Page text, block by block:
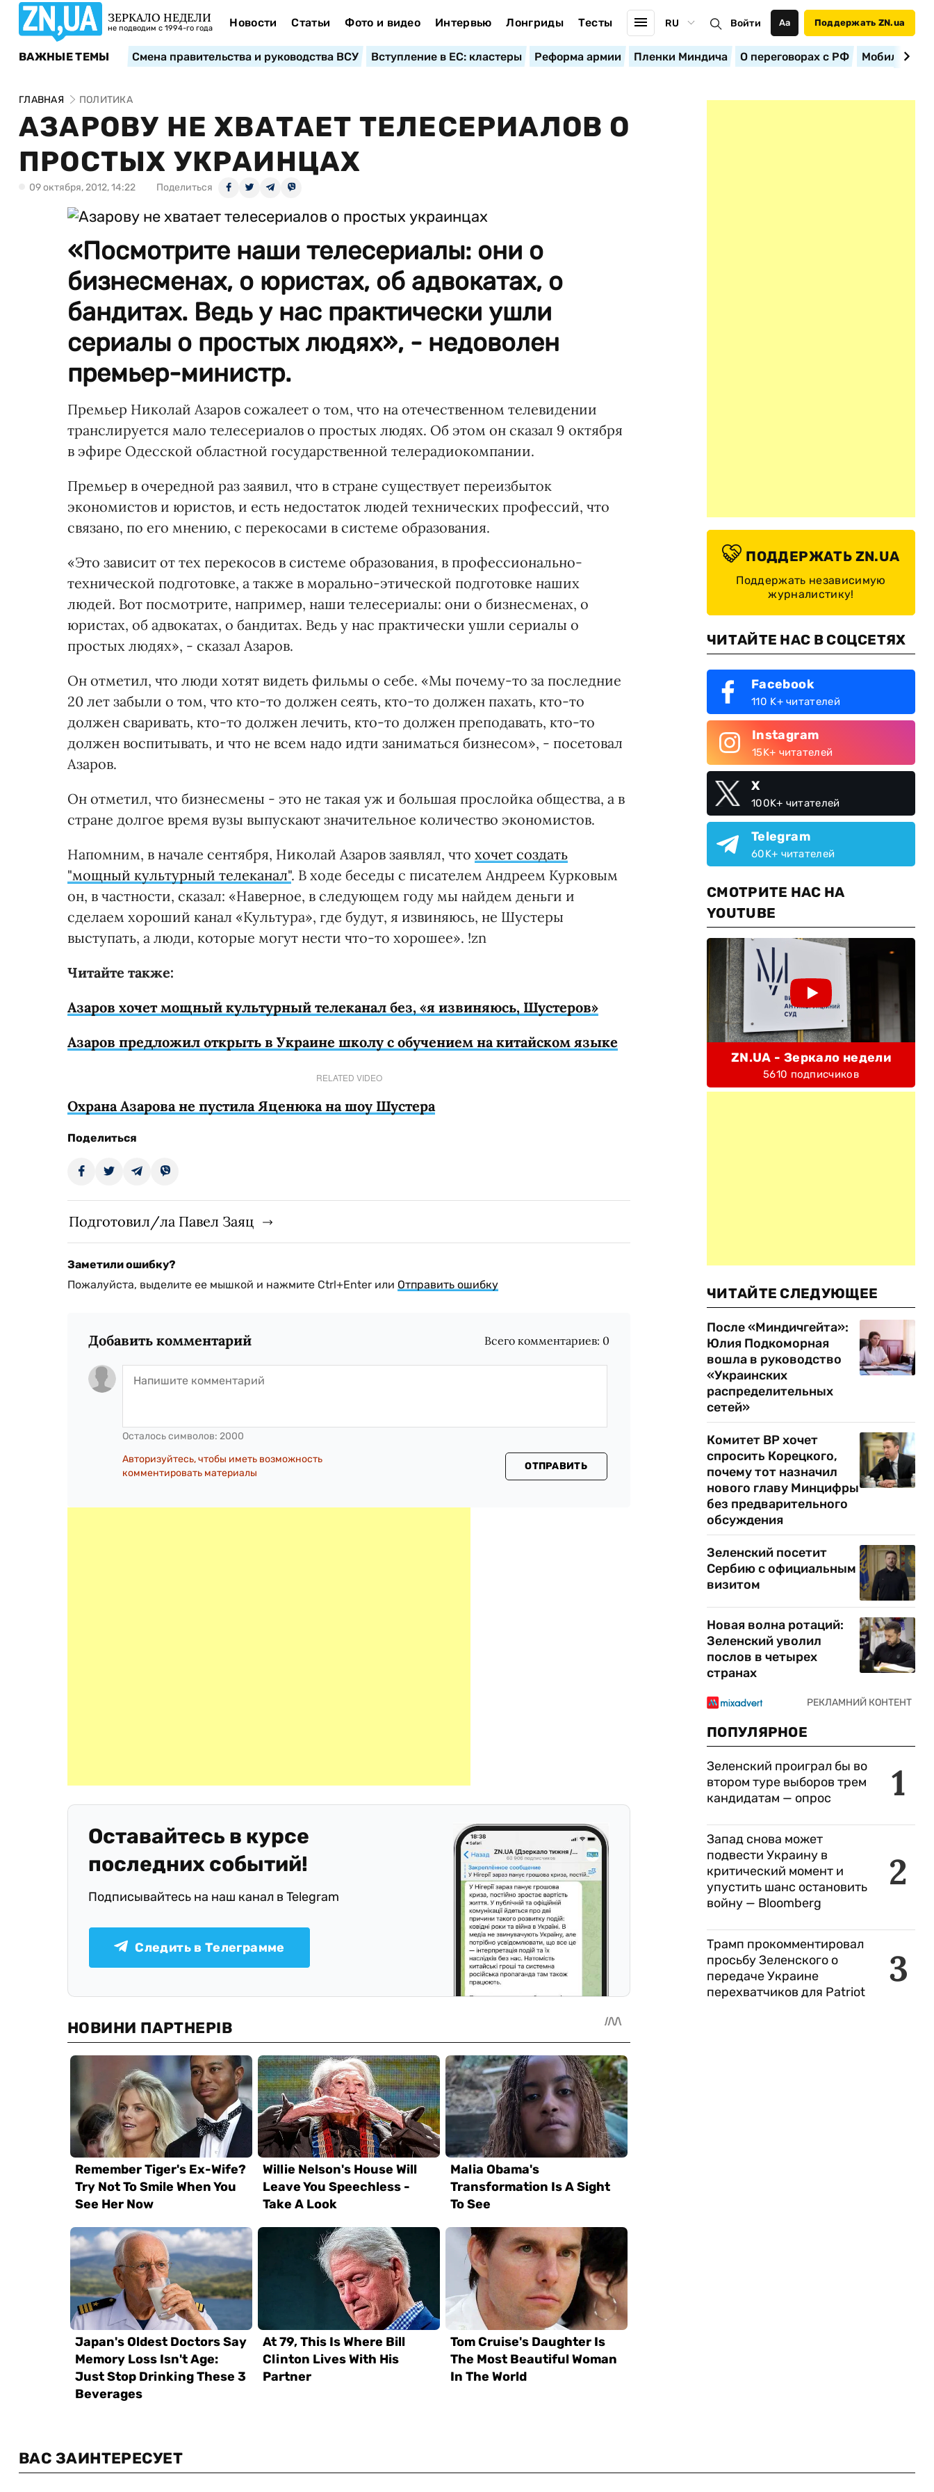
ЗЕРКАЛО НЕДЕЛИ
не подводим с 1994-го года Новости Статьи Фото и видео Интервью Лонгриды Тесты RU Войти Аа Поддержать ZN.ua
ВАЖНЫЕ ТЕМЫ Смена правительства и руководства ВСУ Вступление в ЕС: кластеры Реформа армии Пленки Миндича О переговорах с РФ
ГЛАВНАЯ ПОЛИТИКА
АЗАРОВУ НЕ ХВАТАЕТ ТЕЛЕСЕРИАЛОВ О
ПРОСТЫХ УКРАИНЦАХ
09 октября, 2012, 14:22 Поделиться
«Посмотрите наши телесериалы: они о
бизнесменах, о юристах, об адвокатах, о
бандитах. Ведь у нас практически ушли
сериалы о простых людях», - недоволен
премьер-министр.
Премьер Николай Азаров сожалеет о том, что на отечественном телевидении
транслируется мало телесериалов о простых людях. Об этом он сказал 9 октября
в эфире Одесской областной государственной телерадиокомпании.
Премьер в очередной раз заявил, что в стране существует переизбыток
экономистов и юристов, и есть недостаток людей технических профессий, что
связано, по его мнению, с перекосами в системе образования.
«Это зависит от тех перекосов в системе образования, в профессионально-
технической подготовке, а также в морально-этической подготовке наших
людей. Вот посмотрите, например, наши телесериалы: они о бизнесменах, о
юристах, об адвокатах, о бандитах. Ведь у нас практически ушли сериалы о
простых людях», - сказал Азаров.
Он отметил, что люди хотят видеть фильмы о себе. «Мы почему-то за последние
20 лет забыли о том, что кто-то должен сеять, кто-то должен пахать, кто-то
должен сваривать, кто-то должен лечить, кто-то должен преподавать, кто-то
должен воспитывать, и что не всем надо идти заниматься бизнесом», - посетовал
Азаров.
Он отметил, что бизнесмены - это не такая уж и большая прослойка общества, а в
стране долгое время вузы выпускают значительное количество экономистов.
Напомним, в начале сентября, Николай Азаров заявлял, что хочет создать
"мощный культурный телеканал". В ходе беседы с писателем Андреем Курковым
он, в частности, сказал: «Наверное, в следующем году мы найдем деньги и
сделаем хороший канал «Культура», где будут, я извиняюсь, не Шустеры
выступать, а люди, которые могут нести что-то хорошее». !zn
Читайте также:
Азаров хочет мощный культурный телеканал без, «я извиняюсь, Шустеров»
Азаров предложил открыть в Украине школу с обучением на китайском языке
RELATED VIDEO
Охрана Азарова не пустила Яценюка на шоу Шустера
Поделиться
Подготовил/ла Павел Заяц
Заметили ошибку?
Пожалуйста, выделите ее мышкой и нажмите Ctrl+Enter или Отправить ошибку
Добавить комментарий Всего комментариев: 0
Осталось символов: 2000
Авторизуйтесь, чтобы иметь возможность
комментировать материалы
ОТПРАВИТЬ
Оставайтесь в курсе
последних событий!
Подписывайтесь на наш канал в Telegram
Следить в Телеграмме
ПОДДЕРЖАТЬ ZN.UA
Поддержать независимую
журналистику!
ЧИТАЙТЕ НАС В СОЦСЕТЯХ
Facebook
110 K+ читателей
Instagram
15K+ читателей
X
100K+ читателей
Telegram
60K+ читателей
СМОТРИТЕ НАС НА
YOUTUBE
ZN.UA - Зеркало недели
5610 подписчиков
ЧИТАЙТЕ СЛЕДУЮЩЕЕ
После «Миндичгейта»:
Юлия Подкоморная
вошла в руководство
«Украинских
распределительных
сетей»
Комитет ВР хочет
спросить Корецкого,
почему тот назначил
нового главу Минцифры
без предварительного
обсуждения
Зеленский посетит
Сербию с официальным
визитом
Новая волна ротаций:
Зеленский уволил
послов в четырех
странах
ПОПУЛЯРНОЕ
1
Зеленский проиграл бы во
втором туре выборов трем
кандидатам — опрос
2
Запад снова может
подвести Украину в
критический момент и
упустить шанс остановить
войну — Bloomberg
3
Трамп прокомментировал
просьбу Зеленского о
передаче Украине
перехватчиков для Patriot
ВАС ЗАИНТЕРЕСУЕТ